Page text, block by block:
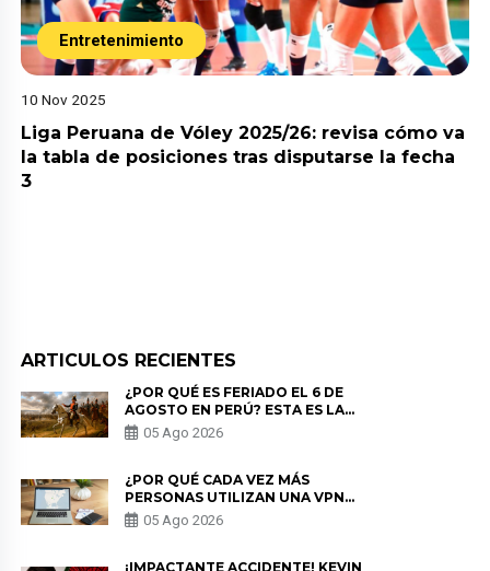
Entretenimiento
10 Nov 2025
Liga Peruana de Vóley 2025/26: revisa cómo va
la tabla de posiciones tras disputarse la fecha
3
ARTICULOS RECIENTES
¿POR QUÉ ES FERIADO EL 6 DE
AGOSTO EN PERÚ? ESTA ES LA
HISTORIA
05 Ago 2026
¿POR QUÉ CADA VEZ MÁS
PERSONAS UTILIZAN UNA VPN
PARA PROTEGER SU
PRIVACIDAD?
05 Ago 2026
¡IMPACTANTE ACCIDENTE! KEVIN